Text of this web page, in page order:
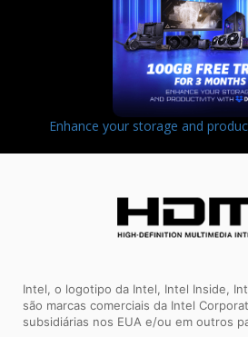
Enhance your storage and
Intel, o logotipo da Intel, Intel Inside,
são marcas comerciais da Intel
subsidiárias nos EUA e/ou em outros